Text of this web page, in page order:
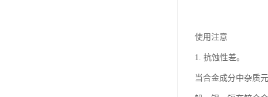
使用注意
1. 抗蚀性差。
当合金成分中杂质